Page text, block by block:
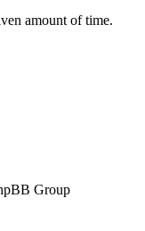
Group